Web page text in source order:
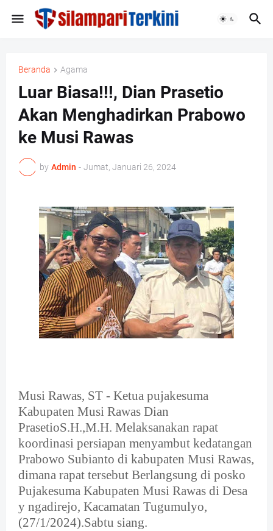
Beranda Agama
Luar Biasa!!!, Dian Prasetio
Akan Menghadirkan Prabowo
ke Musi Rawas
by Admin - Jumat, Januari 26, 2024
Musi Rawas, ST - Ketua pujakesuma
Kabupaten Musi Rawas Dian
PrasetioS.H.,M.H. Melaksanakan rapat
koordinasi persiapan menyambut kedatangan
Prabowo Subianto di kabupaten Musi Rawas,
dimana rapat tersebut Berlangsung di posko
Pujakesuma Kabupaten Musi Rawas di Desa
y ngadirejo, Kacamatan Tugumulyo,
(27/1/2024).Sabtu siang.